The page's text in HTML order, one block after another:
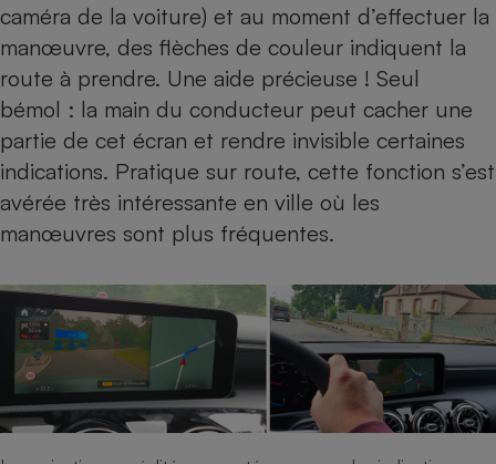
caméra de la voiture) et au moment d’effectuer la
manœuvre, des flèches de couleur indiquent la
route à prendre. Une aide précieuse ! Seul
bémol : la main du conducteur peut cacher une
partie de cet écran et rendre invisible certaines
indications. Pratique sur route, cette fonction s’est
avérée très intéressante en ville où les
manœuvres sont plus fréquentes.